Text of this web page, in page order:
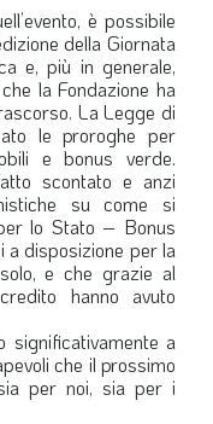
è possibile
della Giornata
e, più in generale,
la Fondazione ha
La Legge di
le proroghe per
e bonus verde.
scontato e anzi
su come si
lo Stato – Bonus
a disposizione per la
e che grazie al
hanno avuto
significativamente a
che il prossimo
per noi, sia per i